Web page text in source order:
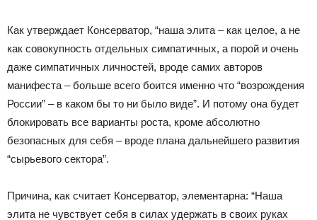
Как утверждает Консерватор, “наша элита – как целое, а не
как совокупность отдельных симпатичных, а порой и очень
даже симпатичных личностей, вроде самих авторов
манифеста – больше всего боится именно что “возрождения
России” – в каком бы то ни было виде”. И потому она будет
блокировать все варианты роста, кроме абсолютно
безопасных для себя – вроде плана дальнейшего развития
“сырьевого сектора”.
Причина, как считает Консерватор, элементарна: “Наша
элита не чувствует себя в силах удержать в своих руках